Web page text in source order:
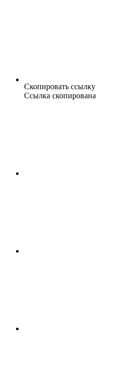
Скопировать ссылку
Ссылка скопирована